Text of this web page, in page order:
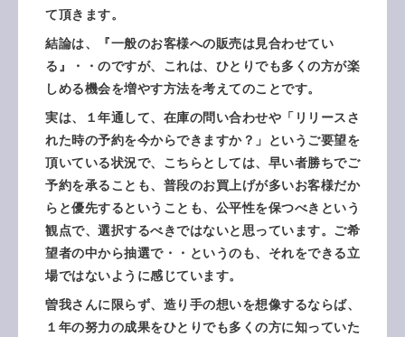
て頂きます。
結論は、『一般のお客様への販売は見合わせてい
る』・・のですが、これは、ひとりでも多くの方が楽
しめる機会を増やす方法を考えてのことです。
実は、１年通して、在庫の問い合わせや「リリースさ
れた時の予約を今からできますか？」というご要望を
頂いている状況で、こちらとしては、早い者勝ちでご
予約を承ることも、普段のお買上げが多いお客様だか
らと優先するということも、公平性を保つべきという
観点で、選択するべきではないと思っています。ご希
望者の中から抽選で・・というのも、それをできる立
場ではないように感じています。
曽我さんに限らず、造り手の想いを想像するならば、
１年の努力の成果をひとりでも多くの方に知っていた